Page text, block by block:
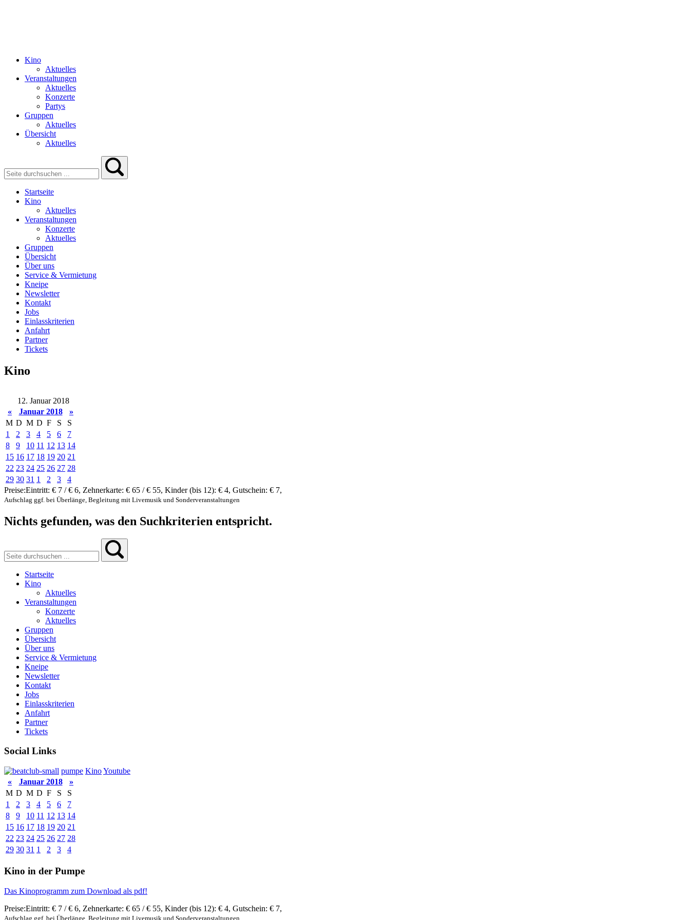
Kino
Aktuelles
Veranstaltungen
Aktuelles
Konzerte
Partys
Gruppen
Aktuelles
Übersicht
Aktuelles
Startseite
Kino
Aktuelles
Veranstaltungen
Konzerte
Aktuelles
Gruppen
Übersicht
Über uns
Service & Vermietung
Kneipe
Newsletter
Kontakt
Jobs
Einlasskriterien
Anfahrt
Partner
Tickets
Kino
12. Januar 2018
«
Januar 2018
»
M D M D F S
S
1
2 3 4 5 6
7
8
9 10 11 12 13 14
15 16 17 18 19 20 21
22 23 24 25 26 27 28
29 30 31 1 2 3
4
Preise:Eintritt: € 7 / € 6, Zehnerkarte: € 65 / € 55, Kinder (bis 12): € 4, Gutschein: € 7,
Aufschlag ggf. bei Überlänge, Begleitung mit Livemusik und Sonderveranstaltungen
Nichts gefunden, was den Suchkriterien entspricht.
Startseite
Kino
Aktuelles
Veranstaltungen
Konzerte
Aktuelles
Gruppen
Übersicht
Über uns
Service & Vermietung
Kneipe
Newsletter
Kontakt
Jobs
Einlasskriterien
Anfahrt
Partner
Tickets
Social Links
pumpe KinoYoutube
«
Januar 2018
»
M D M D F S
S
1
2 3 4 5 6
7
8
9 10 11 12 13 14
15 16 17 18 19 20 21
22 23 24 25 26 27 28
29 30 31 1 2 3 4
Kino in der Pumpe
Das Kinoprogramm zum Download als pdf!
Preise:Eintritt: € 7 / € 6, Zehnerkarte: € 65 / € 55, Kinder (bis 12): € 4, Gutschein: € 7,
Aufschlag ggf. bei Überlänge, Begleitung mit Livemusik und Sonderveranstaltungen